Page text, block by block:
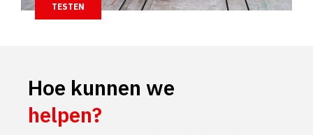
TESTEN
Hoe kunnen we
helpen?